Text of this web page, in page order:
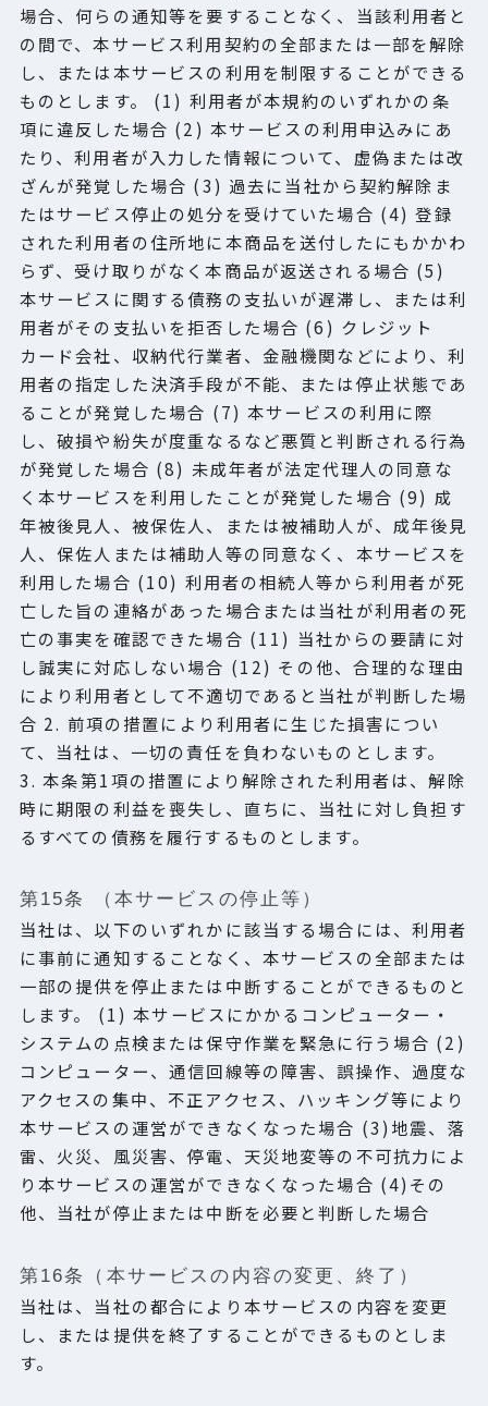
場合、何らの通知等を要することなく、当該利用者と
の間で、本サービス利用契約の全部または一部を解除
し、または本サービスの利用を制限することができる
ものとします。 (1) 利用者が本規約のいずれかの条
項に違反した場合 (2) 本サービスの利用申込みにあ
たり、利用者が入力した情報について、虚偽または改
ざんが発覚した場合 (3) 過去に当社から契約解除ま
たはサービス停止の処分を受けていた場合 (4) 登録
された利用者の住所地に本商品を送付したにもかかわ
らず、受け取りがなく本商品が返送される場合 (5)
本サービスに関する債務の支払いが遅滞し、または利
用者がその支払いを拒否した場合 (6) クレジット
カード会社、収納代行業者、金融機関などにより、利
用者の指定した決済手段が不能、または停止状態であ
ることが発覚した場合 (7) 本サービスの利用に際
し、破損や紛失が度重なるなど悪質と判断される行為
が発覚した場合 (8) 未成年者が法定代理人の同意な
く本サービスを利用したことが発覚した場合 (9) 成
年被後見人、被保佐人、または被補助人が、成年後見
人、保佐人または補助人等の同意なく、本サービスを
利用した場合 (10) 利用者の相続人等から利用者が死
亡した旨の連絡があった場合または当社が利用者の死
亡の事実を確認できた場合 (11) 当社からの要請に対
し誠実に対応しない場合 (12) その他、合理的な理由
により利用者として不適切であると当社が判断した場
合 2. 前項の措置により利用者に生じた損害につい
て、当社は、一切の責任を負わないものとします。
3. 本条第1項の措置により解除された利用者は、解除
時に期限の利益を喪失し、直ちに、当社に対し負担す
るすべての債務を履行するものとします。
第15条 （本サービスの停止等）
当社は、以下のいずれかに該当する場合には、利用者
に事前に通知することなく、本サービスの全部または
一部の提供を停止または中断することができるものと
します。 (1) 本サービスにかかるコンピューター・
システムの点検または保守作業を緊急に行う場合 (2)
コンピューター、通信回線等の障害、誤操作、過度な
アクセスの集中、不正アクセス、ハッキング等により
本サービスの運営ができなくなった場合 (3)地震、落
雷、火災、風災害、停電、天災地変等の不可抗力によ
り本サービスの運営ができなくなった場合 (4)その
他、当社が停止または中断を必要と判断した場合
第16条（本サービスの内容の変更、終了）
当社は、当社の都合により本サービスの内容を変更
し、または提供を終了することができるものとしま
す。